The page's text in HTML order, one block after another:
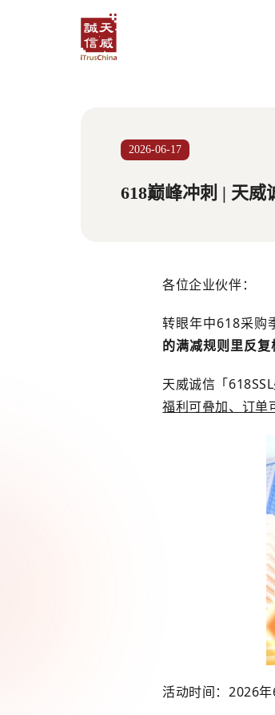
2026-06-17
618巅峰冲刺 | 天
各位企业伙伴：
转眼年中618采购
的满减规则里反
天威诚信「
福利可叠加、订单
活动时间：2026